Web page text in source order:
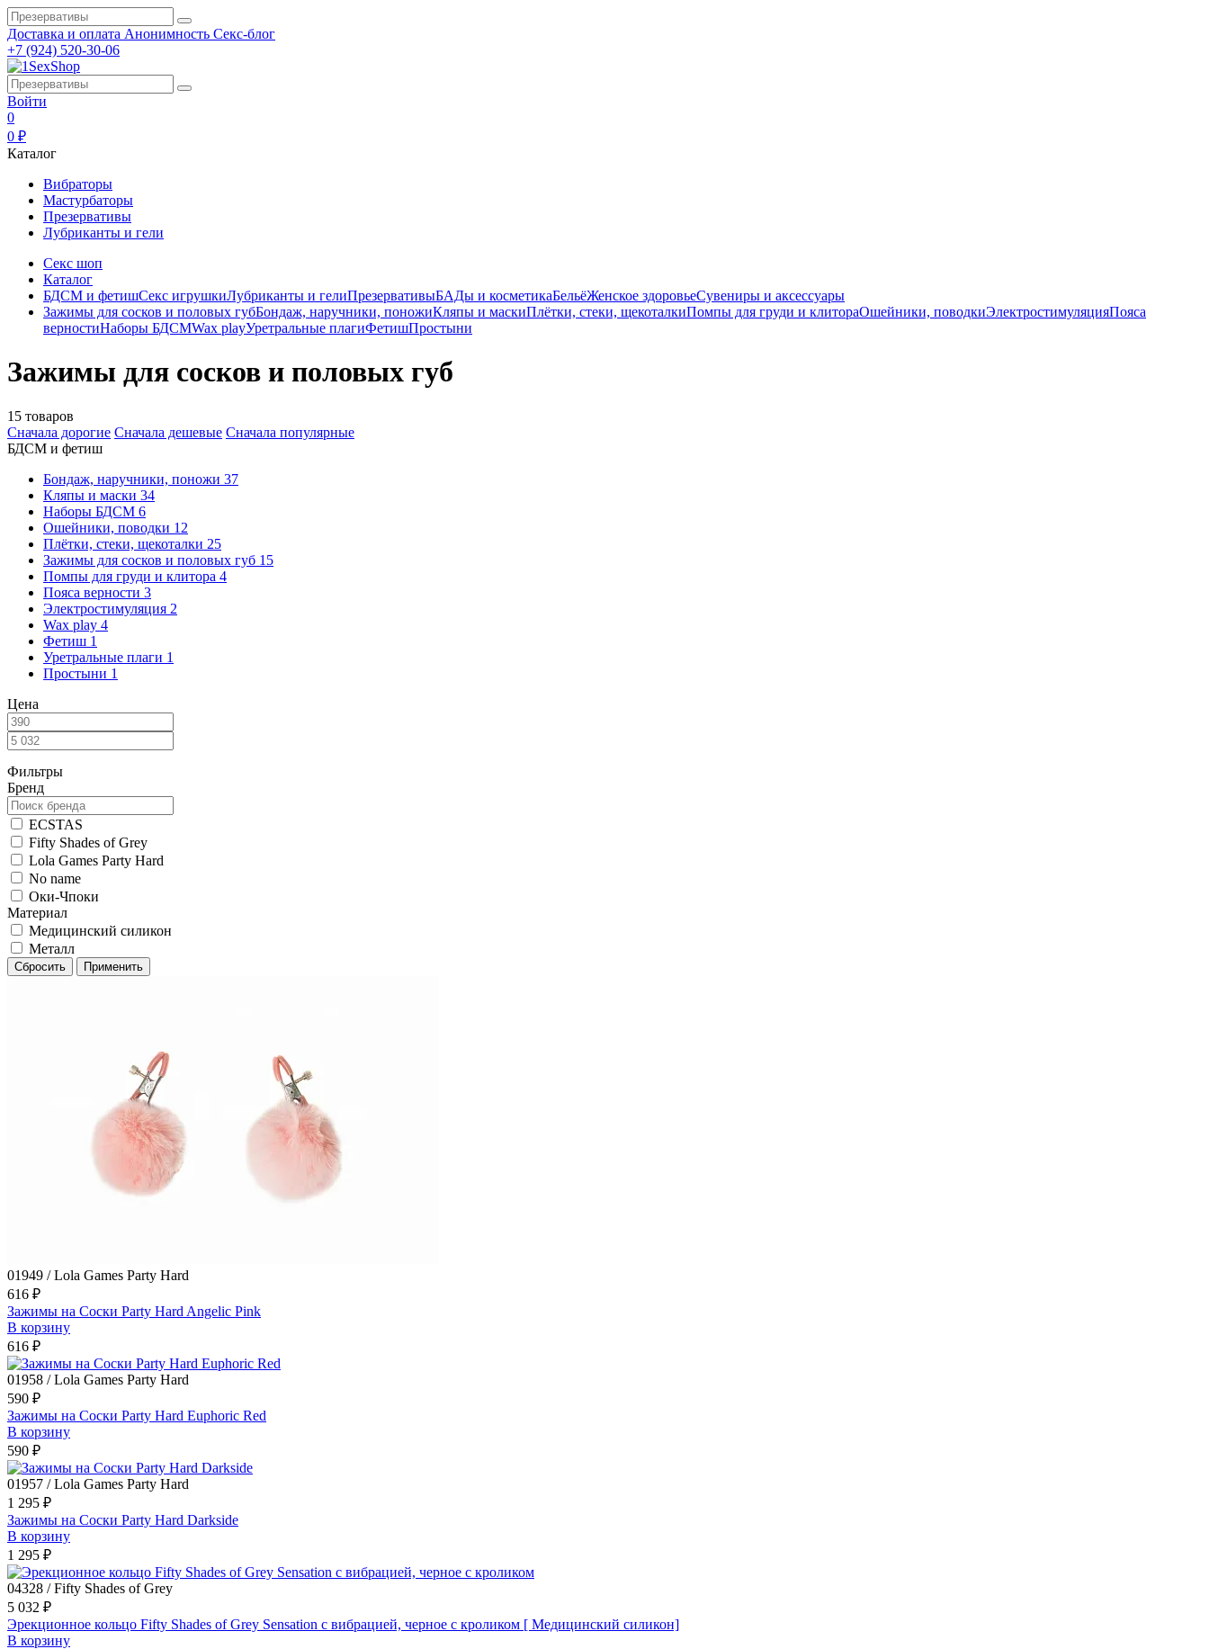
Доставка и оплата Анонимность Секс-блог
+7 (924) 520-30-06
Войти
0
0 ₽
Каталог
Вибраторы
Мастурбаторы
Презервативы
Лубриканты и гели
Секс шоп
Каталог
БДСМ и фетишСекс игрушкиЛубриканты и гелиПрезервативыБАДы и косметикаБельёЖенское здоровьеСувениры и аксессуары
Зажимы для сосков и половых губБондаж, наручники, поножиКляпы и маскиПлётки, стеки, щекоталкиПомпы для груди и клитораОшейники, поводкиЭлектростимуляцияПояса
верностиНаборы БДСМWax playУретральные плагиФетишПростыни
Зажимы для сосков и половых губ
15 товаров
Сначала дорогие Сначала дешевые Сначала популярные
БДСМ и фетиш
Бондаж, наручники, поножи 37
Кляпы и маски 34
Наборы БДСМ 6
Ошейники, поводки 12
Плётки, стеки, щекоталки 25
Зажимы для сосков и половых губ 15
Помпы для груди и клитора 4
Пояса верности 3
Электростимуляция 2
Wax play 4
Фетиш 1
Уретральные плаги 1
Простыни 1
Цена
Фильтры
Бренд
ECSTAS
Fifty Shades of Grey
Lola Games Party Hard
No name
Оки-Чпоки
Материал
Медицинский силикон
Металл
Сбросить Применить
01949 / Lola Games Party Hard
616 ₽
Зажимы на Cоски Party Hard Angelic Pink
В корзину
616 ₽
01958 / Lola Games Party Hard
590 ₽
Зажимы на Cоски Party Hard Euphoric Red
В корзину
590 ₽
01957 / Lola Games Party Hard
1 295 ₽
Зажимы на Cоски Party Hard Darkside
В корзину
1 295 ₽
04328 / Fifty Shades of Grey
5 032 ₽
Эрекционное кольцо Fifty Shades of Grey Sensation с вибрацией, черное с кроликом [ Медицинский силикон]
В корзину